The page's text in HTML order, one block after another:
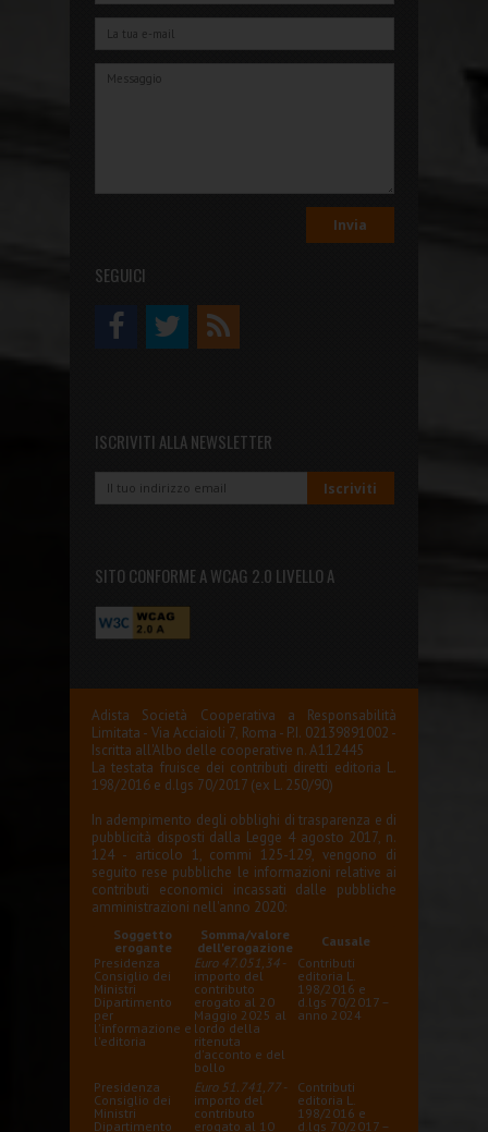
SEGUICI
ISCRIVITI ALLA NEWSLETTER
SITO CONFORME A WCAG 2.0 LIVELLO A
Adista Società Cooperativa a Responsabilità
Limitata - Via Acciaioli 7, Roma - P.I. 02139891002 -
Iscritta all'Albo delle cooperative n. A112445
La testata fruisce dei contributi diretti editoria L.
198/2016 e d.lgs 70/2017 (ex L. 250/90)
In adempimento degli obblighi di trasparenza e di
pubblicità disposti dalla Legge 4 agosto 2017, n.
124 - articolo 1, commi 125-129, vengono di
seguito rese pubbliche le informazioni relative ai
contributi economici incassati dalle pubbliche
amministrazioni nell'anno 2020:
Soggetto
erogante
Somma/valore
dell'erogazione
Causale
Presidenza
Consiglio dei
Ministri
Dipartimento
per
l'informazione e
l'editoria
Euro 47.051,34 -
importo del
contributo
erogato al 20
Maggio 2025 al
lordo della
ritenuta
d'acconto e del
bollo
Contributi
editoria L.
198/2016 e
d.lgs 70/2017 –
anno 2024
Presidenza
Consiglio dei
Ministri
Dipartimento
Euro 51.741,77 -
importo del
contributo
erogato al 10
Contributi
editoria L.
198/2016 e
d.lgs 70/2017 –